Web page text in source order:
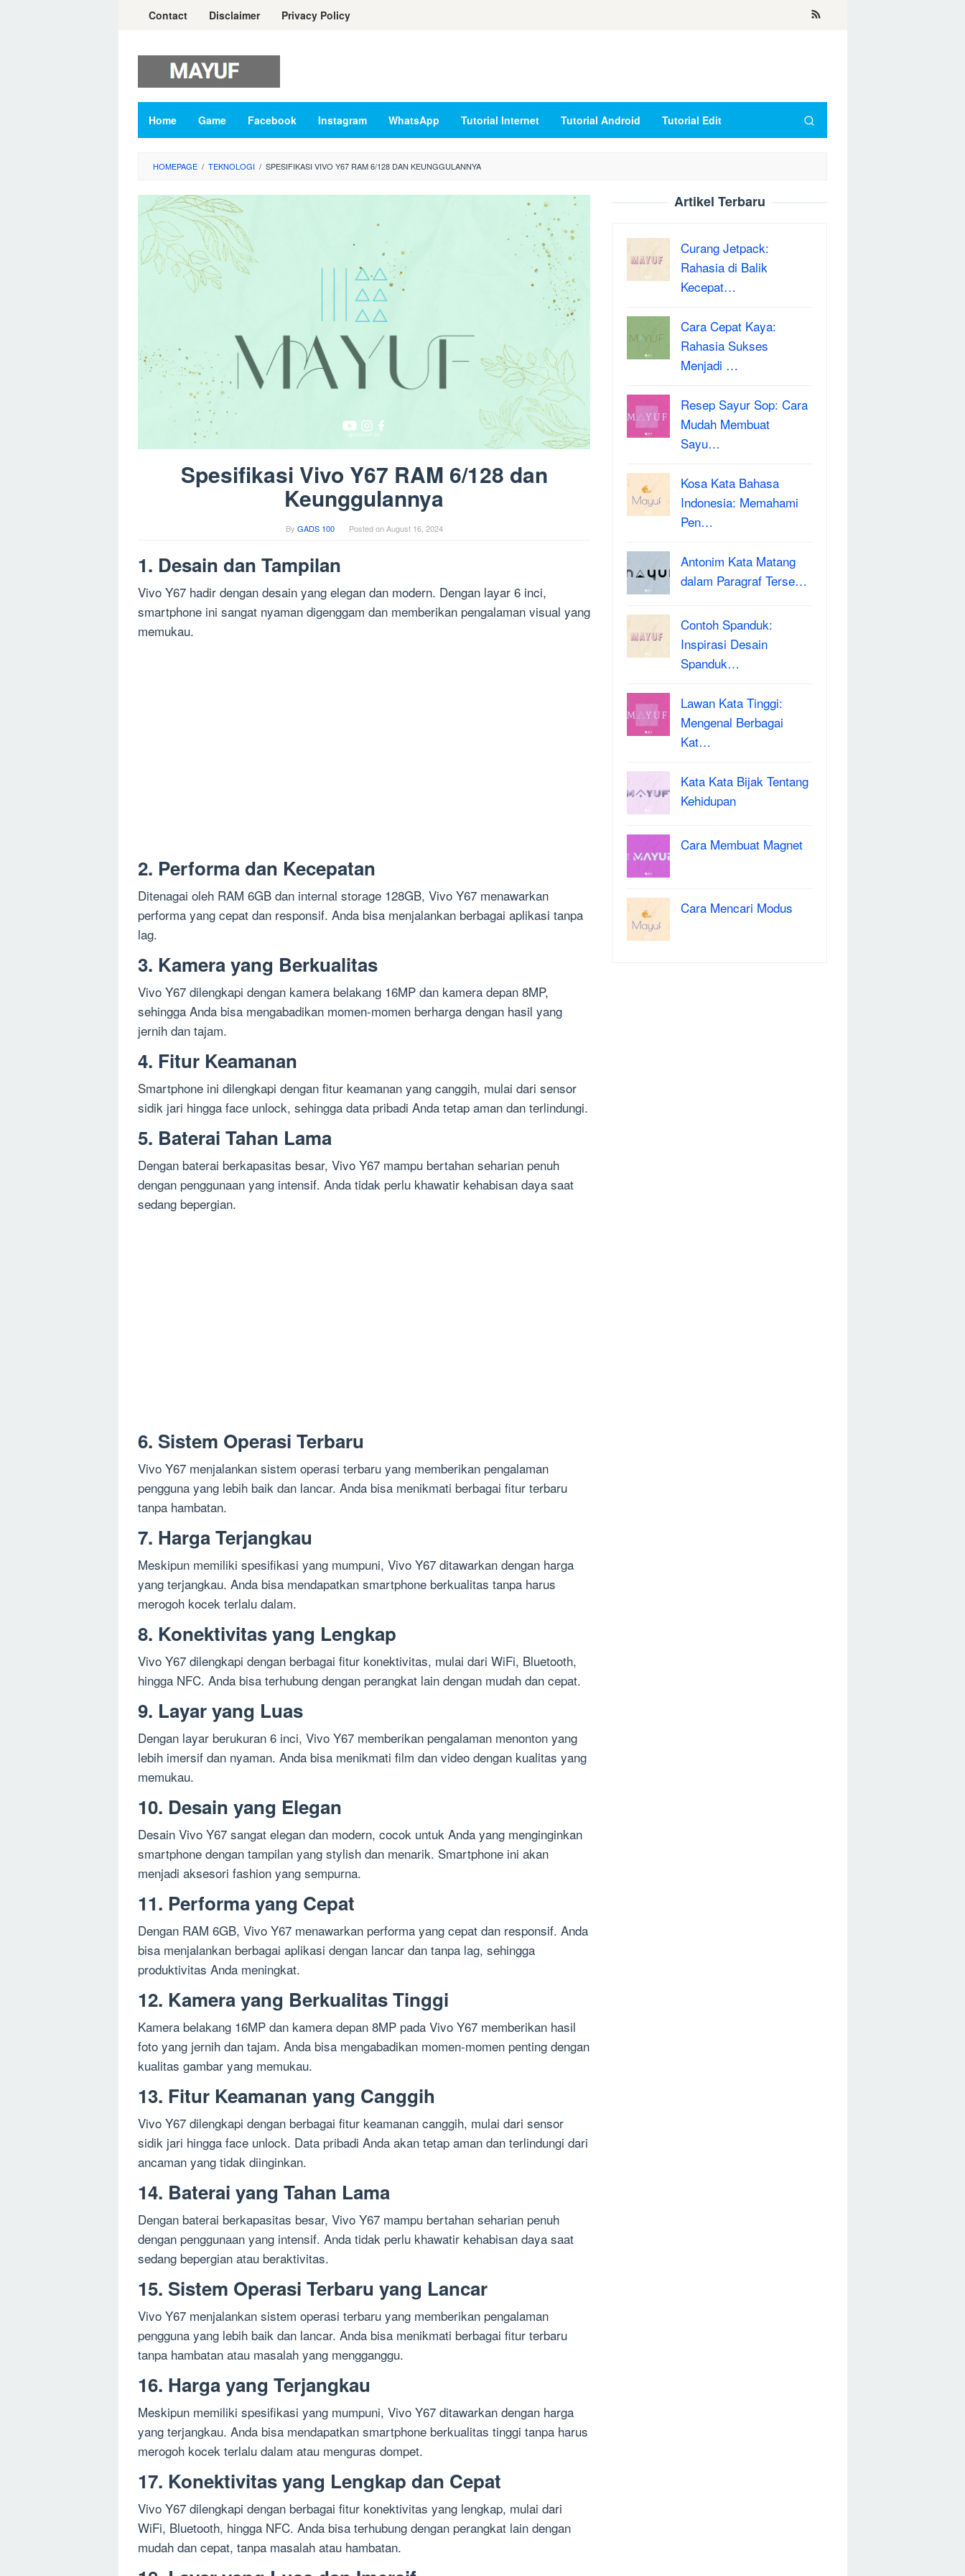
Contact Disclaimer Privacy Policy
Home Game Facebook Instagram WhatsApp Tutorial Internet Tutorial Android Tutorial Edit
HOMEPAGE / TEKNOLOGI / SPESIFIKASI VIVO Y67 RAM 6/128 DAN KEUNGGULANNYA
Spesifikasi Vivo Y67 RAM 6/128 dan
Keunggulannya
By GADS 100 Posted onAugust 16, 2024
1. Desain dan Tampilan
Vivo Y67 hadir dengan desain yang elegan dan modern. Dengan layar 6 inci,
smartphone ini sangat nyaman digenggam dan memberikan pengalaman visual yang
memukau.
2. Performa dan Kecepatan
Ditenagai oleh RAM 6GB dan internal storage 128GB, Vivo Y67 menawarkan
performa yang cepat dan responsif. Anda bisa menjalankan berbagai aplikasi tanpa
lag.
3. Kamera yang Berkualitas
Vivo Y67 dilengkapi dengan kamera belakang 16MP dan kamera depan 8MP,
sehingga Anda bisa mengabadikan momen-momen berharga dengan hasil yang
jernih dan tajam.
4. Fitur Keamanan
Smartphone ini dilengkapi dengan fitur keamanan yang canggih, mulai dari sensor
sidik jari hingga face unlock, sehingga data pribadi Anda tetap aman dan terlindungi.
5. Baterai Tahan Lama
Dengan baterai berkapasitas besar, Vivo Y67 mampu bertahan seharian penuh
dengan penggunaan yang intensif. Anda tidak perlu khawatir kehabisan daya saat
sedang bepergian.
6. Sistem Operasi Terbaru
Vivo Y67 menjalankan sistem operasi terbaru yang memberikan pengalaman
pengguna yang lebih baik dan lancar. Anda bisa menikmati berbagai fitur terbaru
tanpa hambatan.
7. Harga Terjangkau
Meskipun memiliki spesifikasi yang mumpuni, Vivo Y67 ditawarkan dengan harga
yang terjangkau. Anda bisa mendapatkan smartphone berkualitas tanpa harus
merogoh kocek terlalu dalam.
8. Konektivitas yang Lengkap
Vivo Y67 dilengkapi dengan berbagai fitur konektivitas, mulai dari WiFi, Bluetooth,
hingga NFC. Anda bisa terhubung dengan perangkat lain dengan mudah dan cepat.
9. Layar yang Luas
Dengan layar berukuran 6 inci, Vivo Y67 memberikan pengalaman menonton yang
lebih imersif dan nyaman. Anda bisa menikmati film dan video dengan kualitas yang
memukau.
10. Desain yang Elegan
Desain Vivo Y67 sangat elegan dan modern, cocok untuk Anda yang menginginkan
smartphone dengan tampilan yang stylish dan menarik. Smartphone ini akan
menjadi aksesori fashion yang sempurna.
11. Performa yang Cepat
Dengan RAM 6GB, Vivo Y67 menawarkan performa yang cepat dan responsif. Anda
bisa menjalankan berbagai aplikasi dengan lancar dan tanpa lag, sehingga
produktivitas Anda meningkat.
12. Kamera yang Berkualitas Tinggi
Kamera belakang 16MP dan kamera depan 8MP pada Vivo Y67 memberikan hasil
foto yang jernih dan tajam. Anda bisa mengabadikan momen-momen penting dengan
kualitas gambar yang memukau.
13. Fitur Keamanan yang Canggih
Vivo Y67 dilengkapi dengan berbagai fitur keamanan canggih, mulai dari sensor
sidik jari hingga face unlock. Data pribadi Anda akan tetap aman dan terlindungi dari
ancaman yang tidak diinginkan.
14. Baterai yang Tahan Lama
Dengan baterai berkapasitas besar, Vivo Y67 mampu bertahan seharian penuh
dengan penggunaan yang intensif. Anda tidak perlu khawatir kehabisan daya saat
sedang bepergian atau beraktivitas.
15. Sistem Operasi Terbaru yang Lancar
Vivo Y67 menjalankan sistem operasi terbaru yang memberikan pengalaman
pengguna yang lebih baik dan lancar. Anda bisa menikmati berbagai fitur terbaru
tanpa hambatan atau masalah yang mengganggu.
16. Harga yang Terjangkau
Meskipun memiliki spesifikasi yang mumpuni, Vivo Y67 ditawarkan dengan harga
yang terjangkau. Anda bisa mendapatkan smartphone berkualitas tinggi tanpa harus
merogoh kocek terlalu dalam atau menguras dompet.
17. Konektivitas yang Lengkap dan Cepat
Vivo Y67 dilengkapi dengan berbagai fitur konektivitas yang lengkap, mulai dari
WiFi, Bluetooth, hingga NFC. Anda bisa terhubung dengan perangkat lain dengan
mudah dan cepat, tanpa masalah atau hambatan.
Artikel Terbaru
Curang Jetpack:
Rahasia di Balik
Kecepat…
Cara Cepat Kaya:
Rahasia Sukses
Menjadi …
Resep Sayur Sop: Cara
Mudah Membuat
Sayu…
Kosa Kata Bahasa
Indonesia: Memahami
Pen…
Antonim Kata Matang
dalam Paragraf Terse…
Contoh Spanduk:
Inspirasi Desain
Spanduk…
Lawan Kata Tinggi:
Mengenal Berbagai
Kat…
Kata Kata Bijak Tentang
Kehidupan
Cara Membuat Magnet
Cara Mencari Modus